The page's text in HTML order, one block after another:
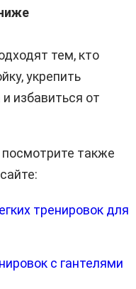
тем, кто
укрепить
избавиться от
также
тренировок для
с гантелями